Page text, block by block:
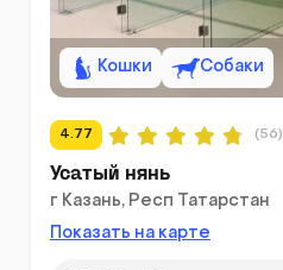
Кошки Собаки
4.77 (56)
Усатый нянь
г Казань, Респ Татарстан
Показать на карте